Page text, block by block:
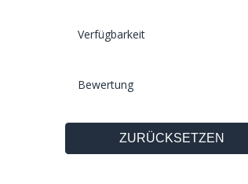
Verfügbarkeit
Bewertung
ZURÜCKSETZEN